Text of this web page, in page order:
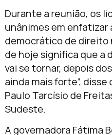
Durante a reunião, os
unânimes em enfatizar
democrático de direito
de hoje significa que a
vai se tornar, depois
ainda mais forte”,
Paulo Tarcísio de
Sudeste.
A governadora Fátima